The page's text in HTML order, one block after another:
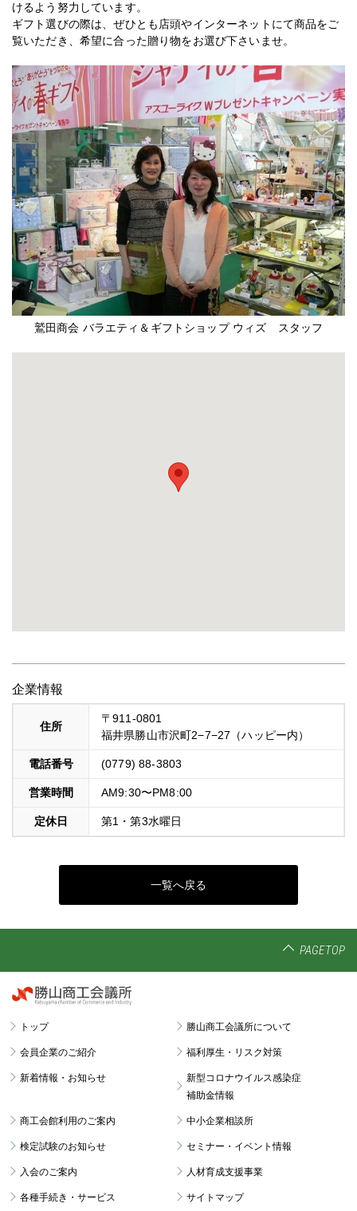
けるよう努力しています。
ギフト選びの際は、ぜひとも店頭やインターネットにて商品をご
覧いただき、希望に合った贈り物をお選び下さいませ。
鷲田商会 バラエティ＆ギフトショップ ウィズ スタッフ
企業情報
住所
〒911-0801
福井県勝山市沢町2−7−27（ハッピー内）
電話番号 (0779) 88-3803
営業時間 AM9:30〜PM8:00
定休日 第1・第3水曜日
一覧へ戻る
PAGETOP
トップ 勝山商工会議所について
会員企業のご紹介 福利厚生・リスク対策
新着情報・お知らせ
新型コロナウイルス感染症
補助金情報
商工会館利用のご案内 中小企業相談所
検定試験のお知らせ セミナー・イベント情報
入会のご案内 人材育成支援事業
各種手続き・サービス サイトマップ